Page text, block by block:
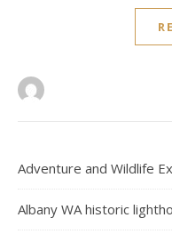
Adventure and Wildlife
Albany WA historic